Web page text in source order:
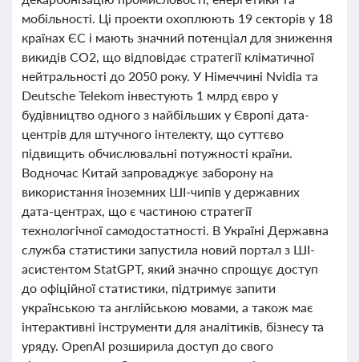
мобільності. Ці проекти охоплюють 19 секторів у 18
країнах ЄС і мають значний потенціал для зниження
викидів CO2, що відповідає стратегії кліматичної
нейтральності до 2050 року. У Німеччині Nvidia та
Deutsche Telekom інвестують 1 млрд євро у
будівництво одного з найбільших у Європі дата-
центрів для штучного інтелекту, що суттєво
підвищить обчислювальні потужності країни.
Водночас Китай запроваджує заборону на
використання іноземних ШІ-чипів у державних
дата-центрах, що є частиною стратегії
технологічної самодостатності. В Україні Державна
служба статистики запустила новий портал з ШІ-
асистентом StatGPT, який значно спрощує доступ
до офіційної статистики, підтримує запити
українською та англійською мовами, а також має
інтерактивні інструменти для аналітиків, бізнесу та
уряду. OpenAI розширила доступ до свого